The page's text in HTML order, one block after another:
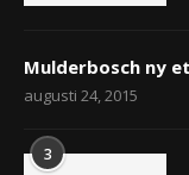
Mulderbosch ny
augusti 24, 2015
3